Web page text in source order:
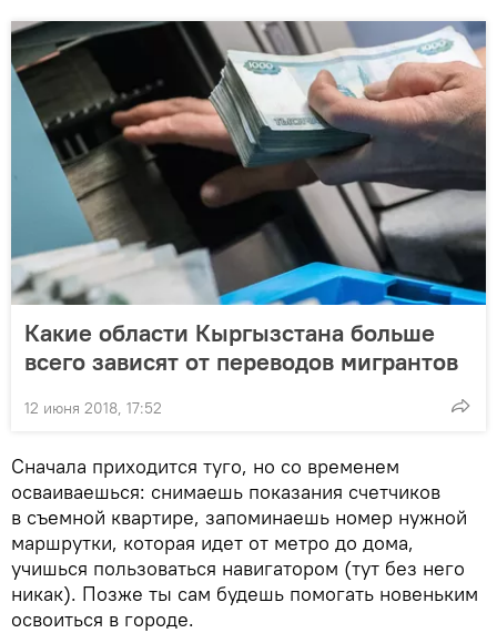
Какие области Кыргызстана больше
всего зависят от переводов мигрантов
12 июня 2018, 17:52
Сначала приходится туго, но со временем
осваиваешься: снимаешь показания счетчиков
в съемной квартире, запоминаешь номер нужной
маршрутки, которая идет от метро до дома,
учишься пользоваться навигатором (тут без него
никак). Позже ты сам будешь помогать новеньким
освоиться в городе.